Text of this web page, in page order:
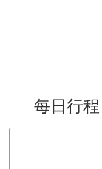
每日行程